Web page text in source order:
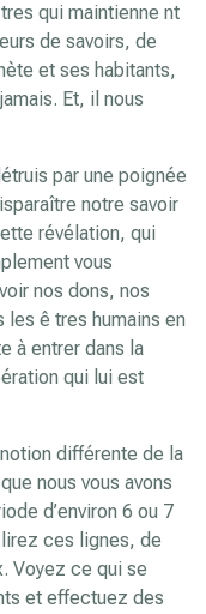
qui maintienne nt
de savoirs, de
et ses habitants,
Et, il nous
par une poignée
notre savoir
révélation, qui
vous
nos dons, nos
les ê tres humains en
à entrer dans la
qui lui est
différente de la
nous vous avons
d’environ 6 ou 7
lirez ces lignes, de
Voyez ce qui se
et effectuez des